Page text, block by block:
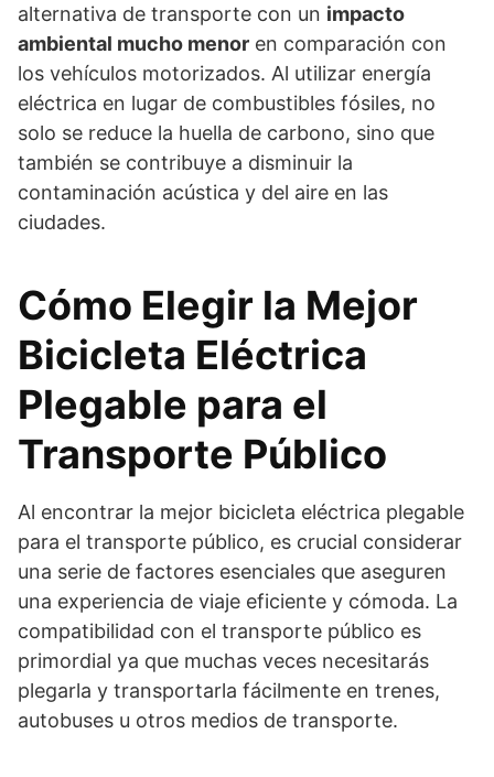
alternativa de transporte con un impacto
ambiental mucho menor en comparación con
los vehículos motorizados. Al utilizar energía
eléctrica en lugar de combustibles fósiles, no
solo se reduce la huella de carbono, sino que
también se contribuye a disminuir la
contaminación acústica y del aire en las
ciudades.
Cómo Elegir la Mejor
Bicicleta Eléctrica
Plegable para el
Transporte Público
Al encontrar la mejor bicicleta eléctrica plegable
para el transporte público, es crucial considerar
una serie de factores esenciales que aseguren
una experiencia de viaje eficiente y cómoda. La
compatibilidad con el transporte público es
primordial ya que muchas veces necesitarás
plegarla y transportarla fácilmente en trenes,
autobuses u otros medios de transporte.